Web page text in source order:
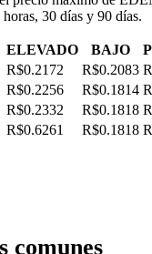
30 días y 90 días.
ELEVADO BAJO
R$0.2172 R$0.2083
R$0.2256 R$0.1814
R$0.2332 R$0.1818
R$0.6261 R$0.1818
comunes